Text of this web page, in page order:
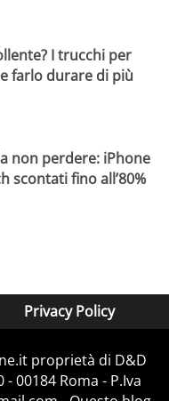
I trucchi per
farlo durare di più
non perdere: iPhone
scontati fino all’80%
Privacy Policy
proprietà di D&D
00184 Roma - P.Iva